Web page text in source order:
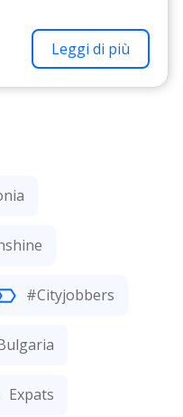
#Cityjobbers
Expats
Leggi di più